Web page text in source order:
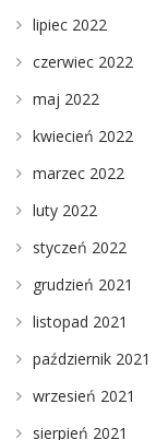
lipiec 2022
czerwiec 2022
maj 2022
kwiecień 2022
marzec 2022
luty 2022
styczeń 2022
grudzień 2021
listopad 2021
październik 2021
wrzesień 2021
sierpień 2021